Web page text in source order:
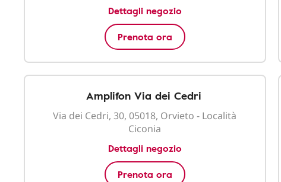
Dettagli negozio
Prenota ora
Amplifon Via dei Cedri
Via dei Cedri, 30, 05018, Orvieto - Località
Ciconia
Dettagli negozio
Prenota ora